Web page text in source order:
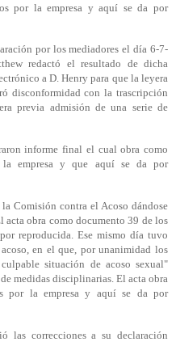
por la empresa y aquí se da por
por los mediadores el día 6-7-
redactó el resultado de dicha
a D. Henry para que la leyera
disconformidad con la trascripción
previa admisión de una serie de
informe final el cual obra como
empresa y que aquí se da por
Comisión contra el Acoso dándose
obra como documento 39 de los
reproducida. Ese mismo día tuvo
en el que, por unanimidad los
situación de acoso sexual"
medidas disciplinarias. El acta obra
por la empresa y aquí se da por
las correcciones a su declaración